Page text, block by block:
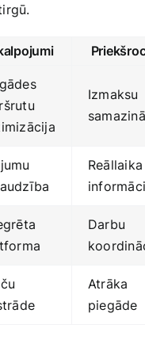
Izmaksu
Reāllaika
Darbu
Atrāka
piegāde